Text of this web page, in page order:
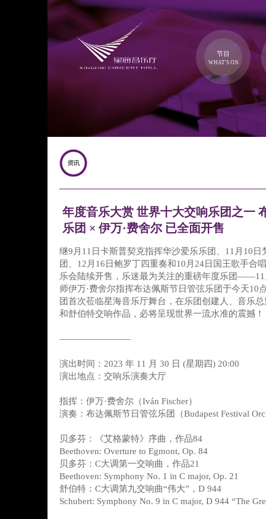
节目
WHAT'S ON
年度音乐大赏 世界十大交响乐团之一
乐团 × 伊万·费舍尔 已全面开售
继9月11日卡斯普契克指挥华沙爱乐乐团、11月10日
团、12月16日鲍罗丁四重奏和10月24日国王歌手合
乐会陆续开售，乐迷最为关注的重磅年度乐团
师伊万·费舍尔指挥布达佩斯节日管弦乐团于今天10
团首次莅临星海音乐厅舞台，在乐团创建人、音乐
和舒伯特交响作品，必将呈现世界一流水准的震撼！
————————
演出时间：2023 年 11 月 30 日 (星期四) 20:00
演出地点：交响乐演奏大厅
指挥：伊万·费舍尔（Iván Fischer）
演奏：布达佩斯节日管弦乐团（Budapest Festival
贝多芬：《艾格蒙特》序曲，作品84
Beethoven: Overture to Egmont, Op. 84
贝多芬：C大调第一交响曲，作品21
Beethoven: Symphony No. 1 in C major, Op. 21
舒伯特：C大调第九交响曲“伟大”，D 944
Schubert: Symphony No. 9 in C major, D 944 “The